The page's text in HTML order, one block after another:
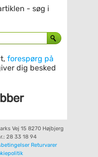
- søg i
forespørg på
dig besked
Vej 15 8270 Højbjerg
28 33 18 94
Returvarer